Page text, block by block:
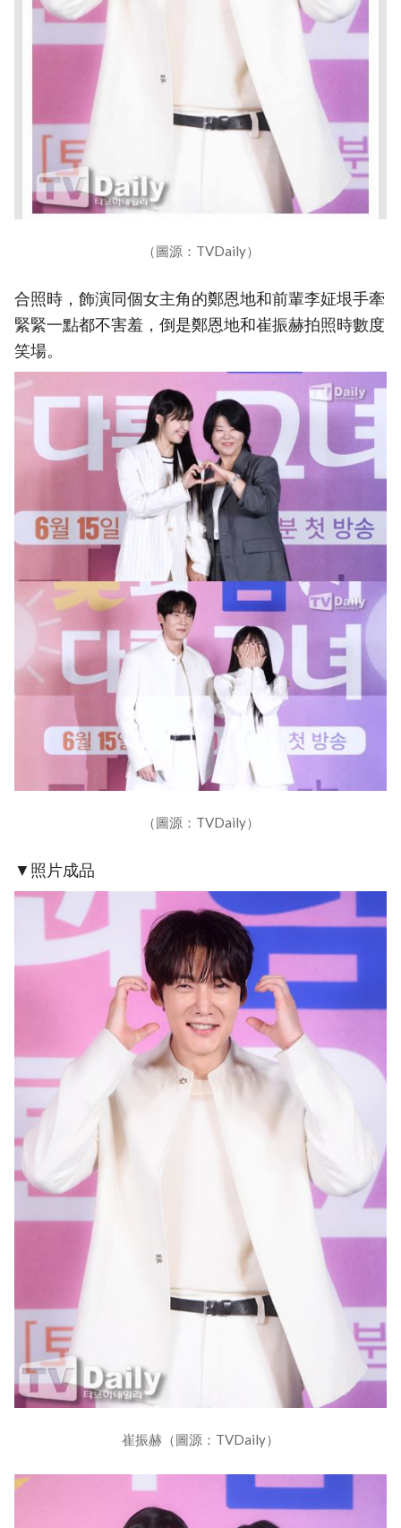
（圖源：TVDaily）
合照時，飾演同個女主角的鄭恩地和前輩李姃垠手牽
緊緊一點都不害羞，倒是鄭恩地和崔振赫拍照時數度
笑場。
（圖源：TVDaily）
▼照片成品
崔振赫（圖源：TVDaily）